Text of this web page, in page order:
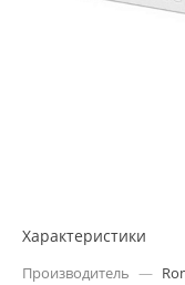
Характеристики
Производитель —